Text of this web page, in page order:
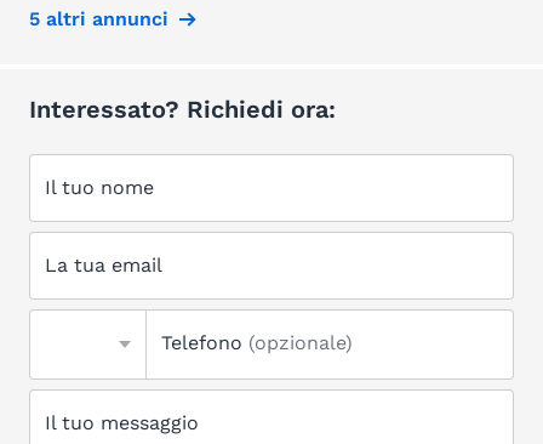
5 altri annunci
Interessato? Richiedi ora:
Il tuo nome
La tua email
Telefono (opzionale)
Il tuo messaggio